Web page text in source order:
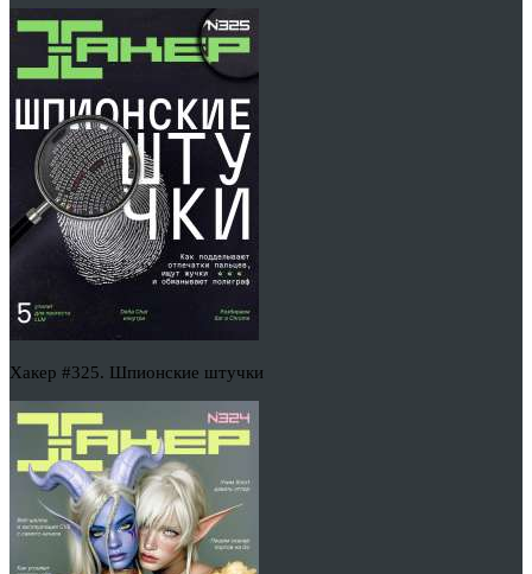
Хакер #325. Шпионские штучки